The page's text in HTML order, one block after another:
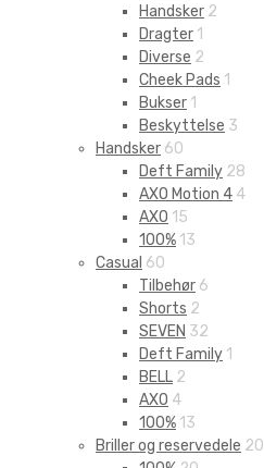
Handsker 2
Dragter 1
Diverse 2
Cheek Pads 1
Bukser 1
Beskyttelse 3
Handsker 60
Deft Family 28
AXO Motion 4 4
AXO 15
100% 13
Casual 60
Tilbehør 6
Shorts 2
SEVEN 32
Deft Family 1
BELL 2
AXO 4
100% 13
Briller og reservedele 20